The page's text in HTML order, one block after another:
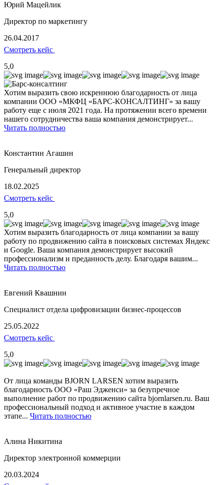
Юрий Мацейлик
Директор по маркетингу
26.04.2017
Смотреть кейс
5,0
Хотим выразить свою искреннюю благодарность от лица
компании ООО «МКФЦ «БАРС-КОНСАЛТИНГ» за вашу
работу еще с июля 2021 года. На протяжении всего времени
нашего сотрудничества ваша компания демонстрирует...
Читать полностью
Константин Агашин
Генеральный директор
18.02.2025
Смотреть кейс
5,0
Хотим выразить благодарность от лица компании за вашу
работу по продвижению сайта в поисковых системах Яндекс
и Google. Ваша компания демонстрирует высокий
профессионализм и преданность делу. Благодаря вашим...
Читать полностью
Евгений Квашнин
Специалист отдела цифровизации бизнес-процессов
25.05.2022
Смотреть кейс
5,0
От лица команды BJORN LARSEN хотим выразить
благодарность ООО «Раш Эдженси» за безупречное
выполнение работ по продвижению сайта bjornlarsen.ru. Ваш
профессиональный подход и активное участие в каждом
этапе... Читать полностью
Алина Никитина
Директор электронной коммерции
20.03.2024